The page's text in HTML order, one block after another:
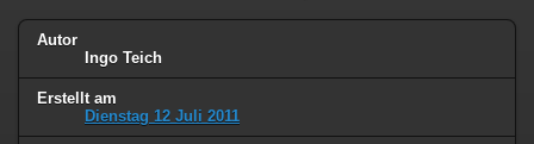
Autor
Ingo Teich
Erstellt am
Dienstag 12 Juli 2011